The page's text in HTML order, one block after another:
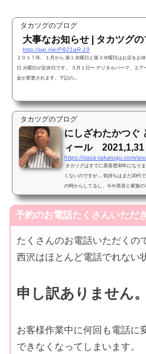
タカツグのブログ
大事なお知らせ | タカツグ
http://wp.me/P821aR-19
２０１７年、１月から 第１水曜日と第３水曜日はお店をお
日 火曜日が定休日です。 ３月１日〜 デジタルパーマ、エ
金が変更されます。下記の...
タカツグのブログ
にしざわたかつぐ
ィール 2021,1,31
https://casa-takatugu.com/
タカツグはすでに美容歴30年になり
くないのですが… 気持ちはまだ20代
の時からしてるし、今や美容と家族
は駆け出しです ...
予約のお電話たくさんいただ
たくさんのお電話いただくの
西沢はほとんど電話でれない
申し訳ありません。
お客様作業中に何回も電話に
できなくなってしまいます。